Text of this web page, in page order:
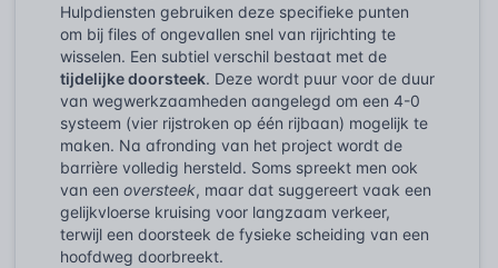
Hulpdiensten gebruiken deze specifieke punten
om bij files of ongevallen snel van rijrichting te
wisselen. Een subtiel verschil bestaat met de
tijdelijke doorsteek. Deze wordt puur voor de duur
van wegwerkzaamheden aangelegd om een 4-0
systeem (vier rijstroken op één rijbaan) mogelijk te
maken. Na afronding van het project wordt de
barrière volledig hersteld. Soms spreekt men ook
van een oversteek, maar dat suggereert vaak een
gelijkvloerse kruising voor langzaam verkeer,
terwijl een doorsteek de fysieke scheiding van een
hoofdweg doorbreekt.